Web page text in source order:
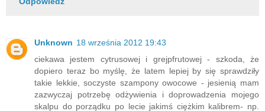
Unknown 18 września 2012 19:43
ciekawa jestem cytrusowej i grejpfrutowej - szkoda, że
dopiero teraz bo myślę, że latem lepiej by się sprawdziły
takie lekkie, soczyste szampony owocowe - jesienią mam
zazwyczaj potrzebę odżywienia i doprowadzenia mojego
skalpu do porządku po lecie jakimś ciężkim kalibrem- np.